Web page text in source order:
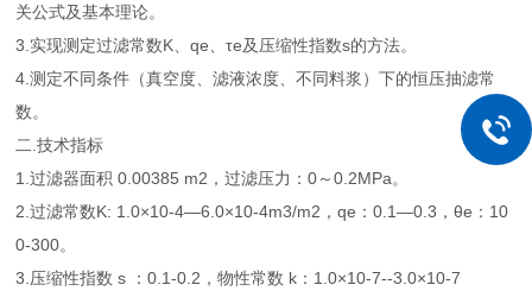
关公式及基本理论。
3.实现测定过滤常数K、qe、τe及压缩性指数s的方法。
4.测定不同条件（真空度、滤液浓度、不同料浆）下的恒压抽滤常
数。
二.技术指标
1.过滤器面积 0.00385 m2，过滤压力：0～0.2MPa。
2.过滤常数K: 1.0×10-4—6.0×10-4m3/m2，qe：0.1—0.3，θe：10
0-300。
3.压缩性指数 s ：0.1-0.2，物性常数 k：1.0×10-7--3.0×10-7